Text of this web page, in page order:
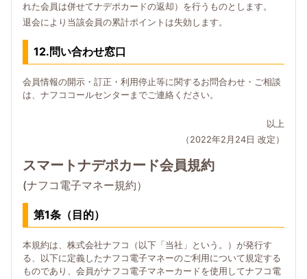
れた会員は併せてナデポカードの返却）を行うものとします。
退会により当該会員の累計ポイントは失効します。
12.問い合わせ窓口
会員情報の開示・訂正・利用停止等に関するお問合わせ・ご相談
は、ナフココールセンターまでご連絡ください。
以上
（2022年2月24日 改定）
スマートナデポカード会員規約
(ナフコ電子マネー規約）
第1条（目的）
本規約は、株式会社ナフコ（以下「当社」という。）が発行す
る、以下に定義したナフコ電子マネーのご利用について規定する
ものであり、会員がナフコ電子マネーカードを使用してナフコ電